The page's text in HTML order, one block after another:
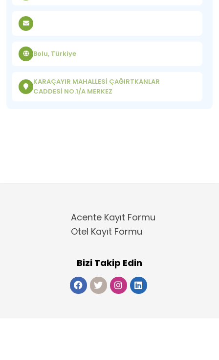
Bolu, Türkiye
KARAÇAYIR MAHALLESİ ÇAĞIRTKANLAR
CADDESİ NO.1/A MERKEZ
Acente Kayıt Formu
Otel Kayıt Formu
Bizi Takip Edin